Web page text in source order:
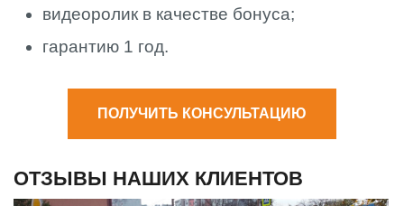
видеоролик в качестве бонуса;
гарантию 1 год.
ПОЛУЧИТЬ КОНСУЛЬТАЦИЮ
ОТЗЫВЫ НАШИХ КЛИЕНТОВ